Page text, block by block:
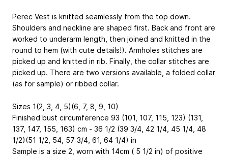
Perec Vest is knitted seamlessly from the top down.
Shoulders and neckline are shaped first. Back and front are
worked to underarm length, then joined and knitted in the
round to hem (with cute details!). Armholes stitches are
picked up and knitted in rib. Finally, the collar stitches are
picked up. There are two versions available, a folded collar
(as for sample) or ribbed collar.
Sizes 1(2, 3, 4, 5)(6, 7, 8, 9, 10)
Finished bust circumference 93 (101, 107, 115, 123) (131,
137, 147, 155, 163) cm - 36 1/2 (39 3/4, 42 1/4, 45 1/4, 48
1/2)(51 1/2, 54, 57 3/4, 61, 64 1/4) in
Sample is a size 2, worn with 14cm ( 5 1/2 in) of positive